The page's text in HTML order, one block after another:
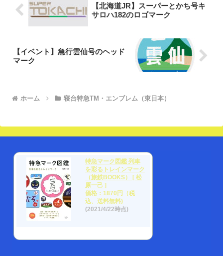
【北海道JR】スーパーとかち号キ
サロハ182のロゴマーク
【イベント】急行雲仙号のヘッド
マーク
ホーム 寝台特急TM・エンブレム（東日本）
特急マーク図鑑 列車
を彩るトレインマーク
（旅鉄BOOKS） [ 松
原一己 ]
価格：1870円（税
込、送料無料)
(2021/4/22時点)